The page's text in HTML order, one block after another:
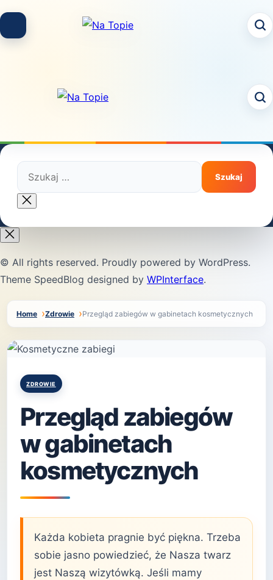
content
Szukaj:
Close
search
© All rights reserved. Proudly powered by WordPress.
Theme SpeedBlog designed by WPInterface.
Home Zdrowie Przegląd zabiegów w gabinetach kosmetycznych
Posted
ZDROWIE
Przegląd zabiegów
w gabinetach
kosmetycznych
Każda kobieta pragnie być piękna. Trzeba
sobie jasno powiedzieć, że Nasza twarz
jest Naszą wizytówką. Jeśli mamy